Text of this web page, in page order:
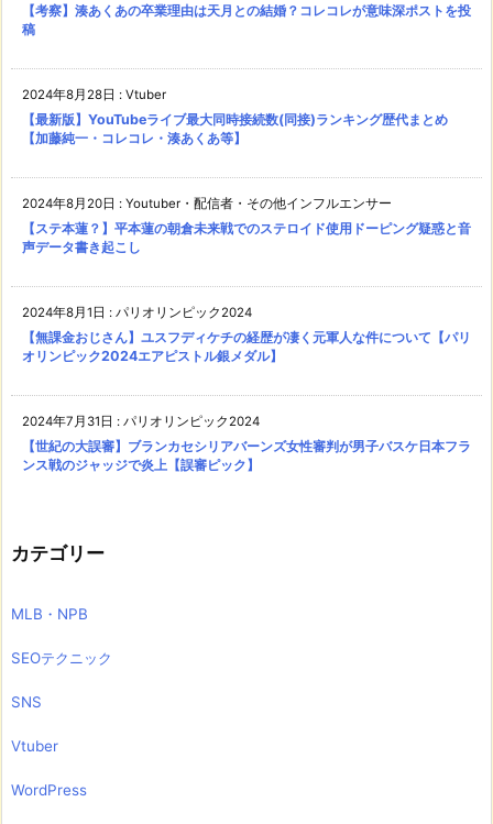
【考察】湊あくあの卒業理由は天月との結婚？コレコレが意味深ポストを投
稿
2024年8月28日 : Vtuber
【最新版】YouTubeライブ最大同時接続数(同接)ランキング歴代まとめ
【加藤純一・コレコレ・湊あくあ等】
2024年8月20日 : Youtuber・配信者・その他インフルエンサー
【ステ本蓮？】平本蓮の朝倉未来戦でのステロイド使用ドーピング疑惑と音
声データ書き起こし
2024年8月1日 : パリオリンピック2024
【無課金おじさん】ユスフディケチの経歴が凄く元軍人な件について【パリ
オリンピック2024エアピストル銀メダル】
2024年7月31日 : パリオリンピック2024
【世紀の大誤審】ブランカセシリアバーンズ女性審判が男子バスケ日本フラ
ンス戦のジャッジで炎上【誤審ピック】
カテゴリー
MLB・NPB
SEOテクニック
SNS
Vtuber
WordPress